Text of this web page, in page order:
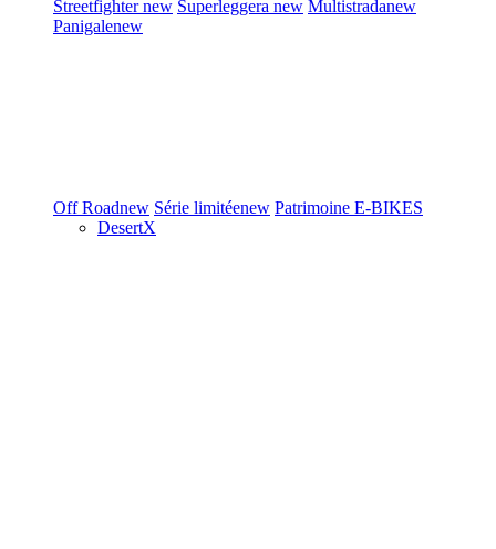
Streetfighternew Superleggera new Multistradanew
Panigalenew
Off Roadnew Série limitéenew Patrimoine E-BIKES
DesertX